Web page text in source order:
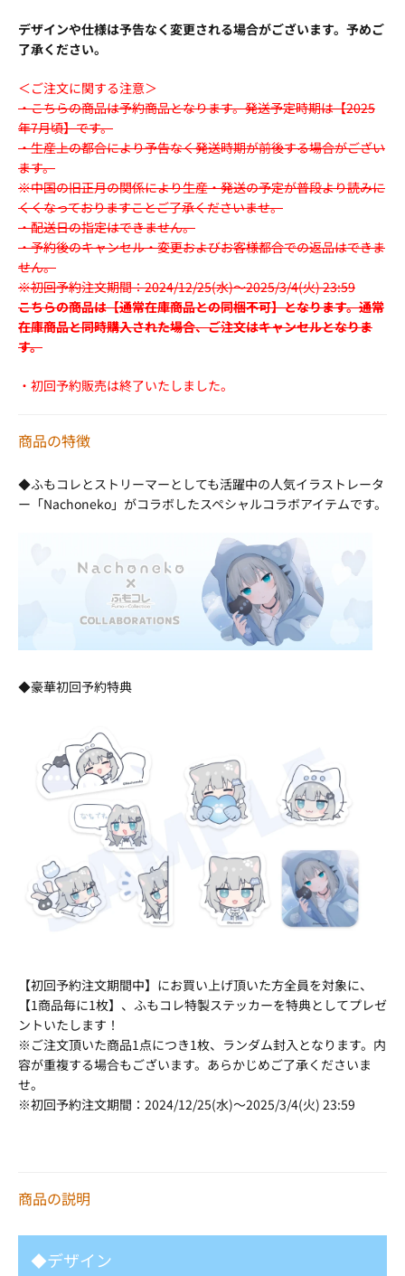
デザインや仕様は予告なく変更される場合がございます。予めご
了承ください。
＜ご注文に関する注意＞
・こちらの商品は予約商品となります。発送予定時期は【2025
年7月頃】です。
・生産上の都合により予告なく発送時期が前後する場合がござい
ます。
※中国の旧正月の関係により生産・発送の予定が普段より読みに
くくなっておりますことご了承くださいませ。
・配送日の指定はできません。
・予約後のキャンセル・変更およびお客様都合での返品はできま
せん。
※初回予約注文期間：2024/12/25(水)～2025/3/4(火) 23:59
こちらの商品は【通常在庫商品との同梱不可】となります。通常
在庫商品と同時購入された場合、ご注文はキャンセルとなりま
す。
・初回予約販売は終了いたしました。
商品の特徴
◆ふもコレとストリーマーとしても活躍中の人気イラストレータ
ー「Nachoneko」がコラボしたスペシャルコラボアイテムです。
◆豪華初回予約特典
【初回予約注文期間中】にお買い上げ頂いた方全員を対象に、
【1商品毎に1枚】、ふもコレ特製ステッカーを特典としてプレゼ
ントいたします！
※ご注文頂いた商品1点につき1枚、ランダム封入となります。内
容が重複する場合もございます。あらかじめご了承くださいま
せ。
※初回予約注文期間：2024/12/25(水)～2025/3/4(火) 23:59
商品の説明
◆デザイン